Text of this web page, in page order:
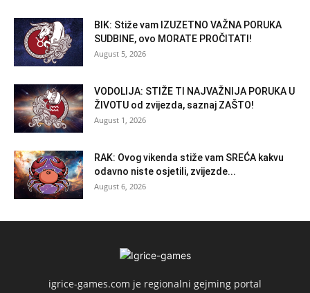
BIK: Stiže vam IZUZETNO VAŽNA PORUKA
SUDBINE, ovo MORATE PROČITATI!
August 5, 2026
VODOLIJA: STIŽE TI NAJVAŽNIJA PORUKA U
ŽIVOTU od zvijezda, saznaj ZAŠTO!
August 1, 2026
RAK: Ovog vikenda stiže vam SREĆA kakvu
odavno niste osjetili, zvijezde...
August 6, 2026
igrice-games.com je regionalni gejming portal